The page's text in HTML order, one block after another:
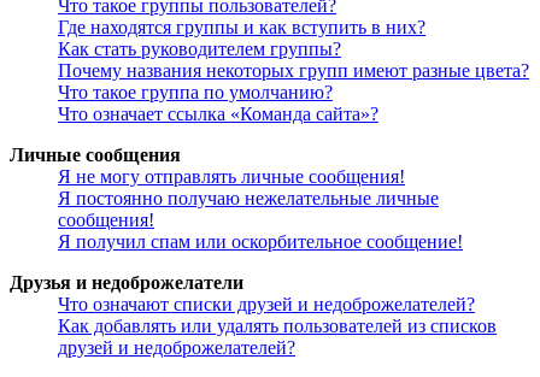
Что такое группы пользователей?
Где находятся группы и как вступить в них?
Как стать руководителем группы?
Почему названия некоторых групп имеют разные цвета?
Что такое группа по умолчанию?
Что означает ссылка «Команда сайта»?
Личные сообщения
Я не могу отправлять личные сообщения!
Я постоянно получаю нежелательные личные
сообщения!
Я получил спам или оскорбительное сообщение!
Друзья и недоброжелатели
Что означают списки друзей и недоброжелателей?
Как добавлять или удалять пользователей из списков
друзей и недоброжелателей?